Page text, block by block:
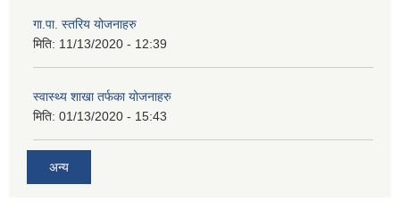
गा.पा. स्तरिय योजनाहरु
मिति: 11/13/2020 - 12:39
स्वास्थ्य शाखा तर्फका योजनाहरु
मिति: 01/13/2020 - 15:43
अन्य